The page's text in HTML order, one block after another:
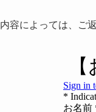
内容によっては、ご